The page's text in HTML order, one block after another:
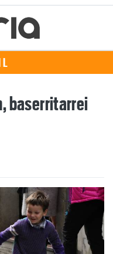
baserritarrei